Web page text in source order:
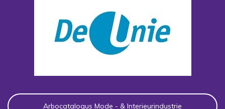
Arbocatalogus Mode - & Interieurindustrie